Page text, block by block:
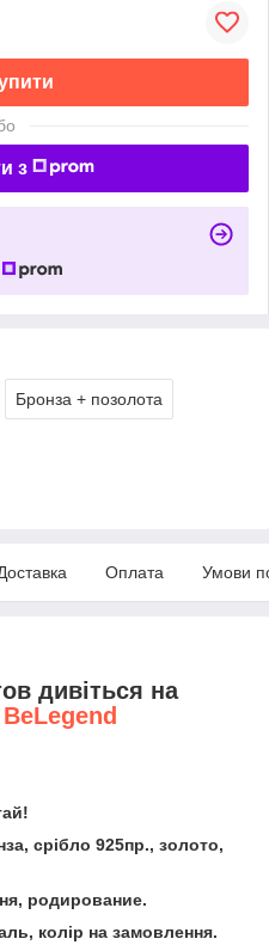
з
Бронза + позолота
Оплата Умови
дивіться на
BeLegend
срібло 925пр., золото,
родирование.
колір на замовлення.